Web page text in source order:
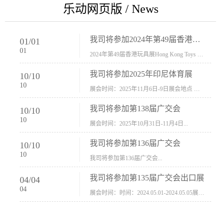
乐动网页版 / News
01/01
01
我司将参加2024年第49届香港玩具展Hong Kong Toys & Games Fair 欢迎新···
10/10
10
我司将参加2025年印尼体育展
10/10
10
我司将参加第138届广交会
展会时间：2025年10月31日-11月4日...
10/10
10
我司将参加第136届广交会
我司将参加第136届广交会...
04/04
04
我司将参加第135届广交会出口展
展会时间：时间：2024.05.01-2024.05.05展会地址：中国进出口商品交易会展馆福建康莱宝公司展位号12.1G37-38、H11-12，浙江康莱宝展位号17.1B23-24、C19-20...